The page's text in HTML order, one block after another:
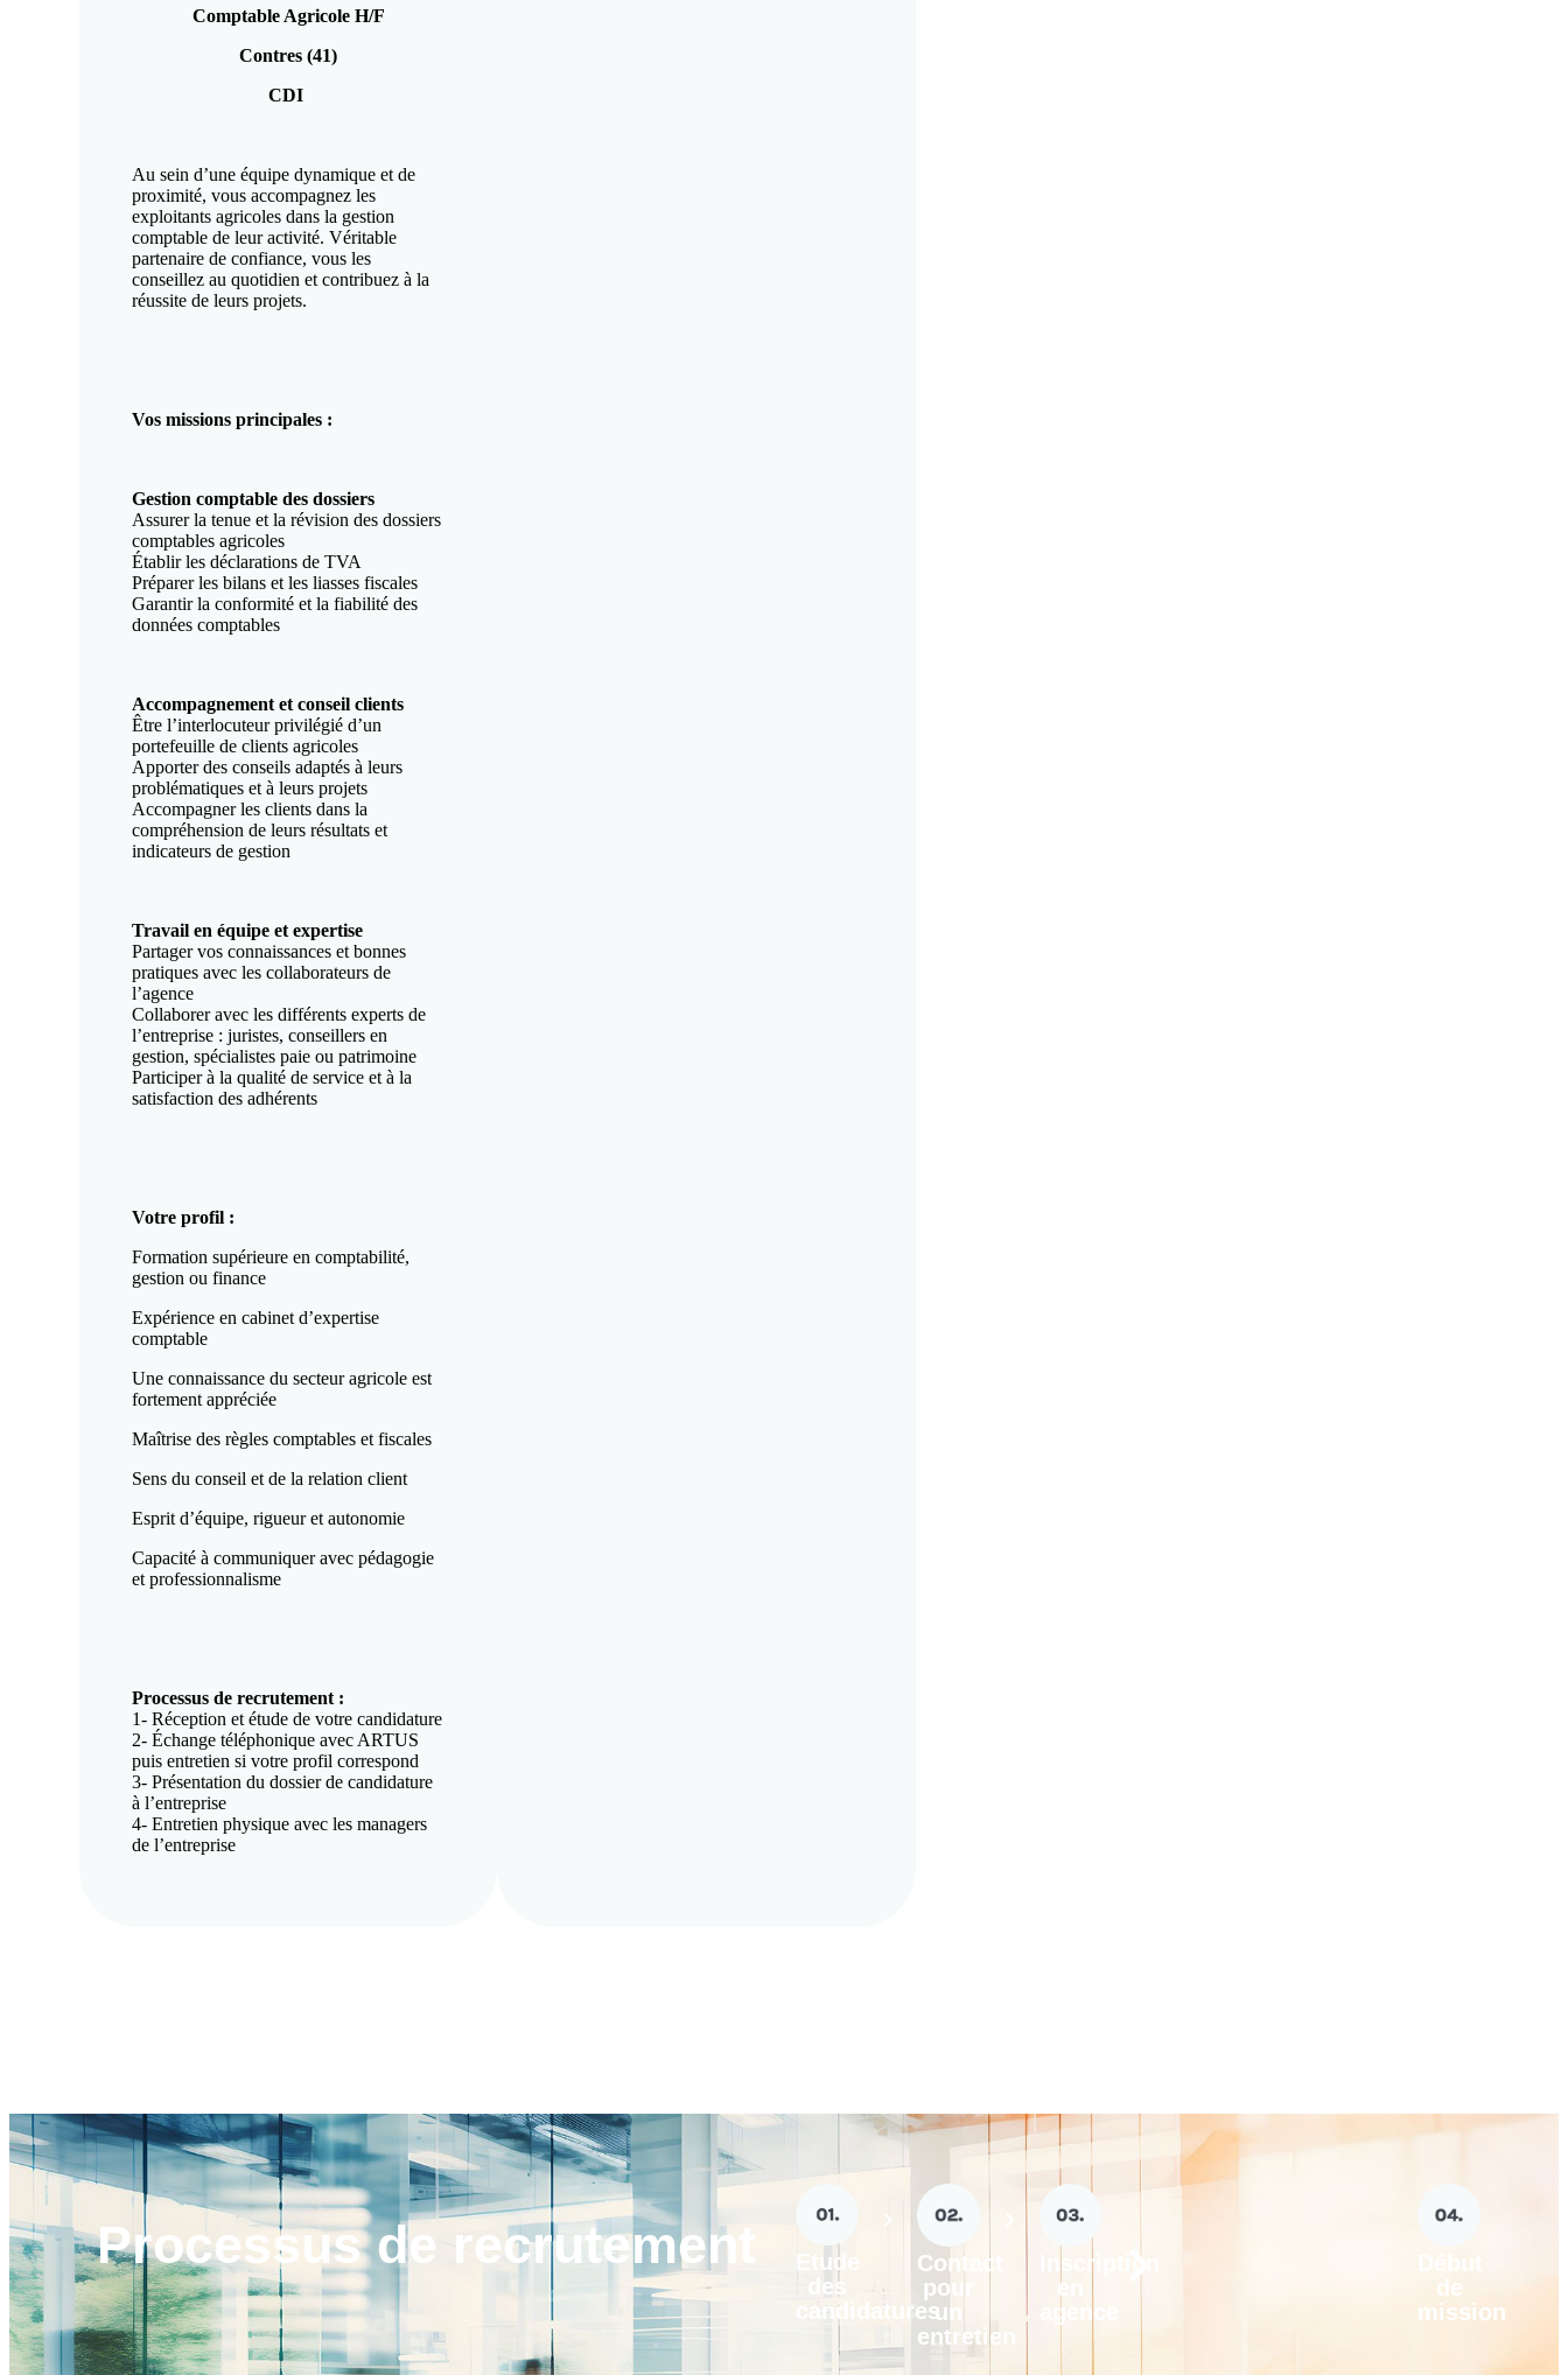
Comptable Agricole H/F
Contres (41)
CDI
Au sein d’une équipe dynamique et de
proximité, vous accompagnez les
exploitants agricoles dans la gestion
comptable de leur activité. Véritable
partenaire de confiance, vous les
conseillez au quotidien et contribuez à la
réussite de leurs projets.
Vos missions principales :
Gestion comptable des dossiers
Assurer la tenue et la révision des dossiers
comptables agricoles
Établir les déclarations de TVA
Préparer les bilans et les liasses fiscales
Garantir la conformité et la fiabilité des
données comptables
Accompagnement et conseil clients
Être l’interlocuteur privilégié d’un
portefeuille de clients agricoles
Apporter des conseils adaptés à leurs
problématiques et à leurs projets
Accompagner les clients dans la
compréhension de leurs résultats et
indicateurs de gestion
Travail en équipe et expertise
Partager vos connaissances et bonnes
pratiques avec les collaborateurs de
l’agence
Collaborer avec les différents experts de
l’entreprise : juristes, conseillers en
gestion, spécialistes paie ou patrimoine
Participer à la qualité de service et à la
satisfaction des adhérents
Votre profil :
Formation supérieure en comptabilité,
gestion ou finance
Expérience en cabinet d’expertise
comptable
Une connaissance du secteur agricole est
fortement appréciée
Maîtrise des règles comptables et fiscales
Sens du conseil et de la relation client
Esprit d’équipe, rigueur et autonomie
Capacité à communiquer avec pédagogie
et professionnalisme
Processus de recrutement :
1- Réception et étude de votre candidature
2- Échange téléphonique avec ARTUS
puis entretien si votre profil correspond
3- Présentation du dossier de candidature
à l’entreprise
4- Entretien physique avec les managers
de l’entreprise
Processus de recrutement
Etude
des
candidatures
Contact
pour
un
entretien
Inscription
en
agence
de
mission